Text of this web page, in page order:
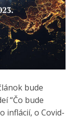
bude
“Čo bude
inflácií, o Covid-